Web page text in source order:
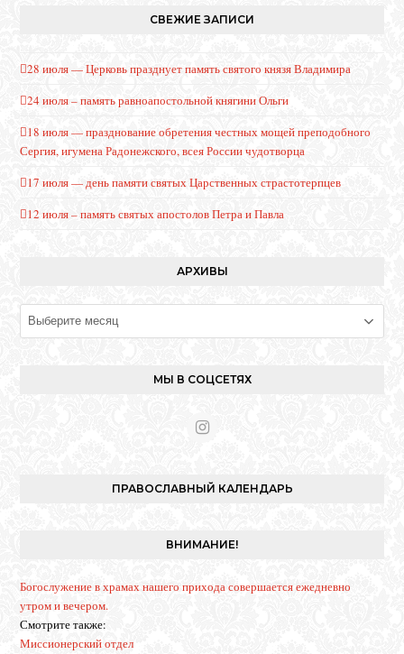
СВЕЖИЕ ЗАПИСИ
28 июля — Церковь празднует память святого князя Владимира
24 июля – память равноапостольной княгини Ольги
18 июля — празднование обретения честных мощей преподобного
Сергия, игумена Радонежского, всея России чудотворца
17 июля — день памяти святых Царственных страстотерпцев
12 июля – память святых апостолов Петра и Павла
АРХИВЫ
Архивы
МЫ В СОЦСЕТЯХ
I
t
a
ПРАВОСЛАВНЫЙ КАЛЕНДАРЬ
ВНИМАНИЕ!
Богослужение в храмах нашего прихода совершается ежедневно
утром и вечером.
Смотрите также:
Миссионерский отдел